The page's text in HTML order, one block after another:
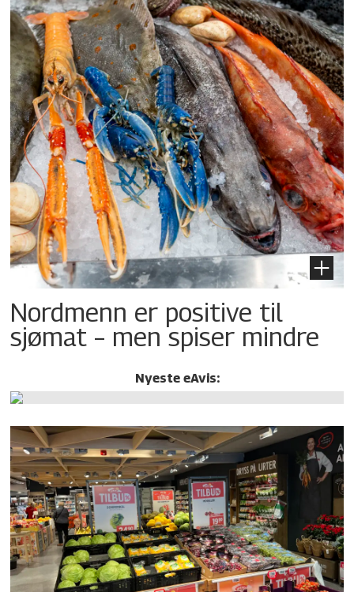
Nordmenn er positive til
sjømat – men spiser mindre
Nyeste eAvis: